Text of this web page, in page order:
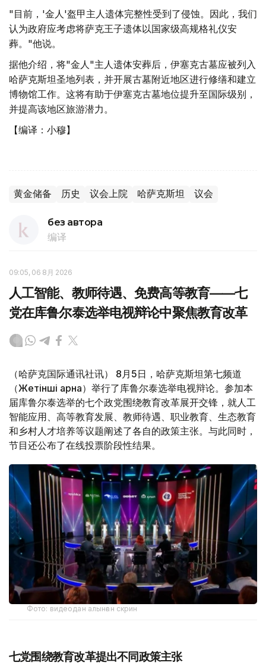
"目前，'金人'盔甲主人遗体完整性受到了侵蚀。因此，我们
认为政府应考虑将萨克王子遗体以国家级高规格礼仪安
葬。"他说。
据他介绍，将"金人"主人遗体安葬后，伊塞克古墓应被列入
哈萨克斯坦圣地列表，并开展古墓附近地区进行修缮和建立
博物馆工作。这将有助于伊塞克古墓地位提升至国际级别，
并提高该地区旅游潜力。
【编译：小穆】
黄金储备 历史 议会上院 哈萨克斯坦 议会
без автора
编译
09:05, 06 8月 2026
人工智能、教师待遇、免费高等教育——七
党在库鲁尔泰选举电视辩论中聚焦教育改革
（哈萨克国际通讯社讯） 8月5日，哈萨克斯坦第七频道
（Жетінші арна）举行了库鲁尔泰选举电视辩论。参加本
届库鲁尔泰选举的七个政党围绕教育改革展开交锋，就人工
智能应用、高等教育发展、教师待遇、职业教育、生态教育
和乡村人才培养等议题阐述了各自的政策主张。与此同时，
节目还公布了在线投票阶段性结果。
Фото: видеодан алынған скрин
七党围绕教育改革提出不同政策主张